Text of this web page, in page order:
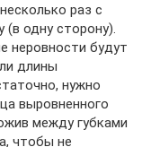
раз с
(в одну сторону).
неровности будут
длины
нужно
выровненного
между губками
чтобы не